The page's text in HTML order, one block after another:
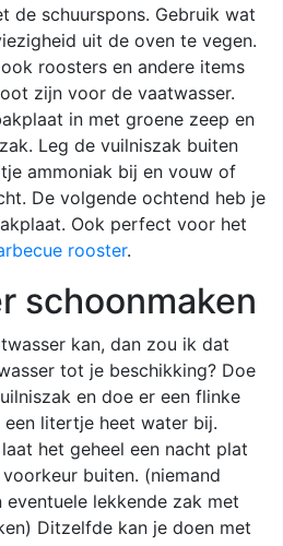
de schuurspons. Gebruik wat
uit de oven te vegen.
roosters en andere items
zijn voor de vaatwasser.
in met groene zeep en
Leg de vuilniszak buiten
ammoniak bij en vouw of
De volgende ochtend heb je
Ook perfect voor het
rooster.
schoonmaken
kan, dan zou ik dat
tot je beschikking? Doe
en doe er een flinke
litertje heet water bij.
het geheel een nacht plat
buiten. (niemand
lekkende zak met
Ditzelfde kan je doen met